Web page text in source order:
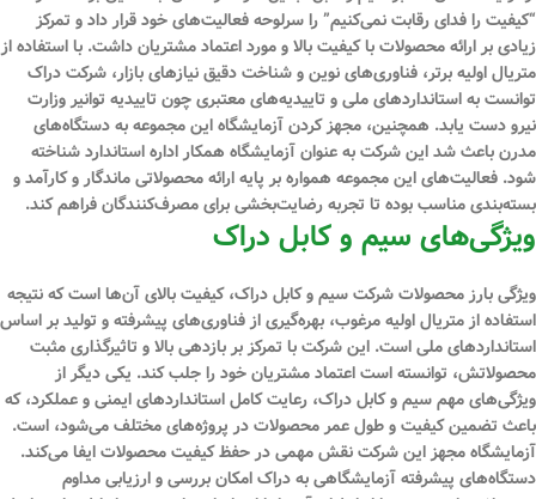
“کیفیت را فدای رقابت نمی‌کنیم” را سرلوحه فعالیت‌های خود قرار داد و تمرکز
زیادی بر ارائه محصولات با کیفیت بالا و مورد اعتماد مشتریان داشت. با استفاده از
متریال اولیه برتر، فناوری‌های نوین و شناخت دقیق نیازهای بازار، شرکت دراک
توانست به استانداردهای ملی و تاییدیه‌های معتبری چون تاییدیه توانیر وزارت
نیرو دست یابد. همچنین، مجهز کردن آزمایشگاه این مجموعه به دستگاه‌های
مدرن باعث شد این شرکت به عنوان آزمایشگاه همکار اداره استاندارد شناخته
شود. فعالیت‌های این مجموعه همواره بر پایه ارائه محصولاتی ماندگار و کارآمد و
بسته‌بندی مناسب بوده تا تجربه رضایت‌بخشی برای مصرف‌کنندگان فراهم کند.
ویژگی‌های سیم و کابل دراک
ویژگی بارز محصولات شرکت سیم و کابل دراک، کیفیت بالای آن‌ها است که نتیجه
استفاده از متریال اولیه مرغوب، بهره‌گیری از فناوری‌های پیشرفته و تولید بر اساس
استانداردهای ملی است. این شرکت با تمرکز بر بازدهی بالا و تاثیرگذاری مثبت
محصولاتش، توانسته است اعتماد مشتریان خود را جلب کند. یکی دیگر از
ویژگی‌های مهم سیم و کابل دراک، رعایت کامل استانداردهای ایمنی و عملکرد، که
باعث تضمین کیفیت و طول عمر محصولات در پروژه‌های مختلف می‌شود، است.
آزمایشگاه مجهز این شرکت نقش مهمی در حفظ کیفیت محصولات ایفا می‌کند.
دستگاه‌های پیشرفته آزمایشگاهی به دراک امکان بررسی و ارزیابی مداوم